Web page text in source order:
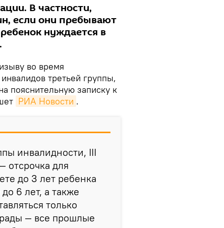
В частности,
если они пребывают
нуждается в
во время
третьей группы,
пояснительную записку к
РИА Новости .
инвалидности, III
отсрочка для
до 3 лет ребенка
6 лет, а также
только
— все прошлые